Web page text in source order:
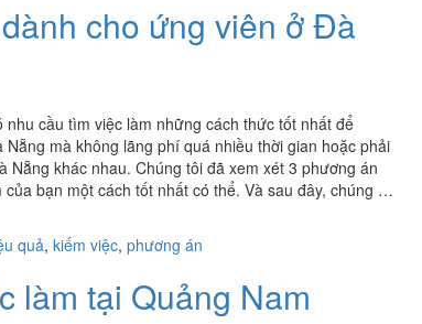
cho ứng viên ở Đà
cầu tìm việc làm những cách thức tốt nhất để
mà không lãng phí quá nhiều thời gian hoặc phải
khác nhau. Chúng tôi đã xem xét 3 phương án
bạn một cách tốt nhất có thể. Và sau đây, chúng …
quả, kiếm việc, phương án
làm tại Quảng Nam